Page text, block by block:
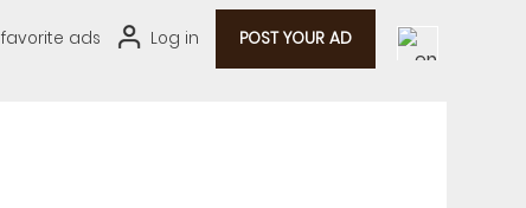
favorite ads Log in POST YOUR AD